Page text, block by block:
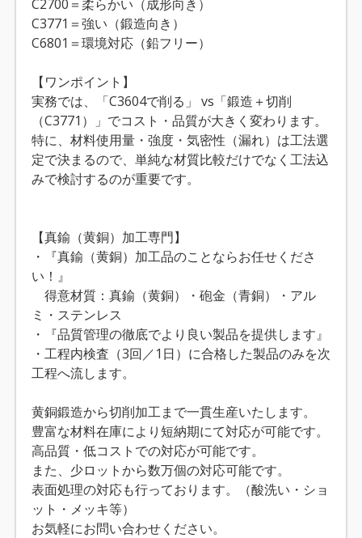
C2700＝柔らかい（成形向き）
C3771＝強い（鍛造向き）
C6801＝環境対応（鉛フリー）
【ワンポイント】
実務では、「C3604で削る」 vs「鍛造＋切削
（C3771）」でコスト・品質が大きく変わります。
特に、材料使用量・強度・気密性（漏れ）は工法選
定で決まるので、単純な材質比較だけでなく工法込
みで検討するのが重要です。
【真鍮（黄銅）加工専門】
・『真鍮（黄銅）加工品のことならお任せくださ
い！』
得意材質：真鍮（黄銅）・砲金（青銅）・アル
ミ・ステンレス
・『品質管理の徹底でより良い製品を提供します』
・工程内検査（3回／1日）に合格した製品のみを次
工程へ流します。
黄銅鍛造から切削加工まで一貫生産いたします。
豊富な材料在庫により短納期にて対応が可能です。
高品質・低コストでの対応が可能です。
また、少ロットから数万個の対応可能です。
表面処理の対応も行っております。（酸洗い・ショ
ット・メッキ等）
お気軽にお問い合わせください。